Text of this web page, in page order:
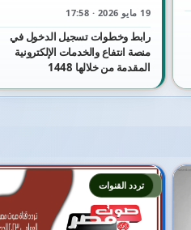
19 مايو 2026 · 17:58
رابط وخطوات تسجيل الدخول في
منصة انتفاع والخدمات الإلكترونية
المقدمة من خلالها 1448
2 تردد القنوات